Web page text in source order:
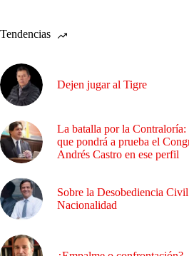
Tendencias
Dejen jugar al Tigre
La batalla por la Contraloría:
que pondrá a prueba el
Andrés Castro en ese perfil
Sobre la Desobediencia
Nacionalidad